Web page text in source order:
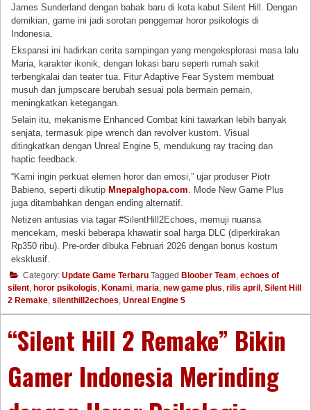
James Sunderland dengan babak baru di kota kabut Silent Hill. Dengan
demikian, game ini jadi sorotan penggemar horor psikologis di
Indonesia.
Ekspansi ini hadirkan cerita sampingan yang mengeksplorasi masa lalu
Maria, karakter ikonik, dengan lokasi baru seperti rumah sakit
terbengkalai dan teater tua. Fitur Adaptive Fear System membuat
musuh dan jumpscare berubah sesuai pola bermain pemain,
meningkatkan ketegangan.
Selain itu, mekanisme Enhanced Combat kini tawarkan lebih banyak
senjata, termasuk pipe wrench dan revolver kustom. Visual
ditingkatkan dengan Unreal Engine 5, mendukung ray tracing dan
haptic feedback.
“Kami ingin perkuat elemen horor dan emosi,” ujar produser Piotr
Babieno, seperti dikutipMnepalghopa.com . Mode New Game Plus
juga ditambahkan dengan ending alternatif.
Netizen antusias via tagar #SilentHill2Echoes, memuji nuansa
mencekam, meski beberapa khawatir soal harga DLC (diperkirakan
Rp350 ribu). Pre-order dibuka Februari 2026 dengan bonus kostum
eksklusif.
Category: Update Game Terbaru Tagged Bloober Team echoes of
silent horor psikologis Konami maria new game plus rilis april Silent Hill
2 Remake silenthill2echoes Unreal Engine 5
“Silent Hill 2 Remake” Bikin
Gamer Indonesia Merinding